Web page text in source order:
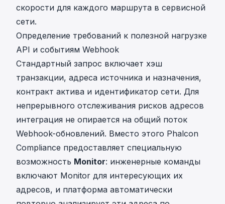
скорости для каждого маршрута в сервисной
сети.
Определение требований к полезной нагрузке
API и событиям Webhook
Стандартный запрос включает хэш
транзакции, адреса источника и назначения,
контракт актива и идентификатор сети. Для
непрерывного отслеживания рисков адресов
интеграция не опирается на общий поток
Webhook-обновлений. Вместо этого Phalcon
Compliance предоставляет специальную
возможность Monitor: инженерные команды
включают Monitor для интересующих их
адресов, и платформа автоматически